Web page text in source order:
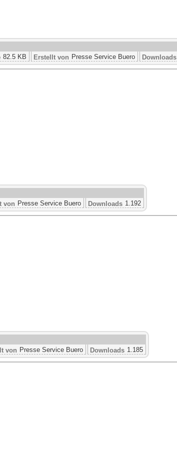
82.5 KB Erstellt von Presse Service Buero Downloads
von Presse Service Buero Downloads 1.192
von Presse Service Buero Downloads 1.185